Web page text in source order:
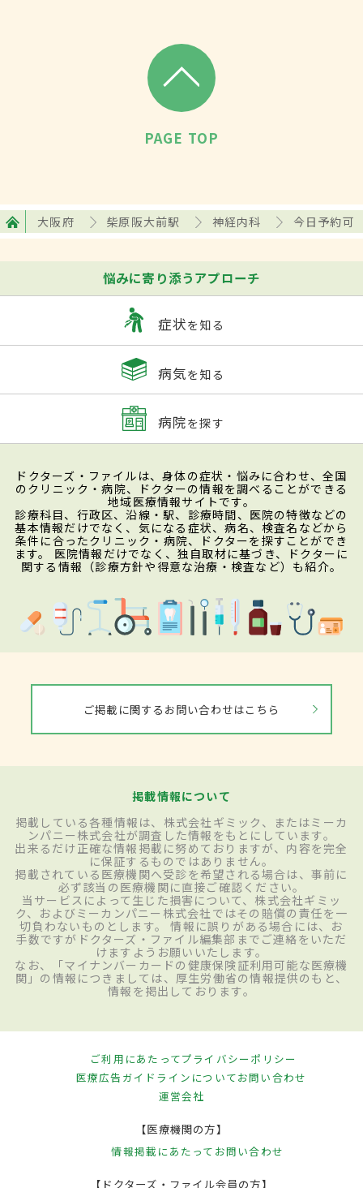
PAGE TOP
大阪府 柴原阪大前駅 神経内科 今日予約可
悩みに寄り添うアプローチ
症状を知る
病気を知る
病院を探す
ドクターズ・ファイルは、身体の症状・悩みに合わせ、全国
のクリニック・病院、ドクターの情報を調べることができる
地域医療情報サイトです。
診療科目、行政区、沿線・駅、診療時間、医院の特徴などの
基本情報だけでなく、気になる症状、病名、検査名などから
条件に合ったクリニック・病院、ドクターを探すことができ
ます。 医院情報だけでなく、独自取材に基づき、ドクターに
関する情報（診療方針や得意な治療・検査など）も紹介。
ご掲載に関するお問い合わせはこちら
掲載情報について
掲載している各種情報は、株式会社ギミック、またはミーカ
ンパニー株式会社が調査した情報をもとにしています。
出来るだけ正確な情報掲載に努めておりますが、内容を完全
に保証するものではありません。
掲載されている医療機関へ受診を希望される場合は、事前に
必ず該当の医療機関に直接ご確認ください。
当サービスによって生じた損害について、株式会社ギミッ
ク、およびミーカンパニー株式会社ではその賠償の責任を一
切負わないものとします。 情報に誤りがある場合には、お
手数ですがドクターズ・ファイル編集部までご連絡をいただ
けますようお願いいたします。
なお、「マイナンバーカードの健康保険証利用可能な医療機
関」の情報につきましては、厚生労働省の情報提供のもと、
情報を掲出しております。
ご利用にあたってプライバシーポリシー
医療広告ガイドラインについてお問い合わせ
運営会社
【医療機関の方】
情報掲載にあたって お問い合わせ
【ドクターズ・ファイル会員の方】